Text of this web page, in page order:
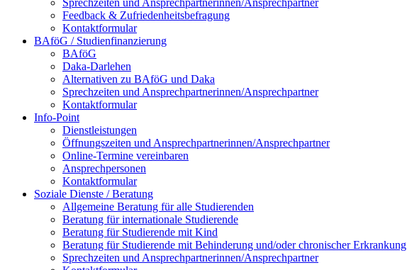
Sprechzeiten und Ansprechpartnerinnen/Ansprechpartner
Feedback & Zufriedenheitsbefragung
Kontaktformular
BAföG / Studienfinanzierung
BAföG
Daka-Darlehen
Alternativen zu BAföG und Daka
Sprechzeiten und Ansprechpartnerinnen/Ansprechpartner
Kontaktformular
Info-Point
Dienstleistungen
Öffnungszeiten und Ansprechpartnerinnen/Ansprechpartner
Online-Termine vereinbaren
Ansprechpersonen
Kontaktformular
Soziale Dienste / Beratung
Allgemeine Beratung für alle Studierenden
Beratung für internationale Studierende
Beratung für Studierende mit Kind
Beratung für Studierende mit Behinderung und/oder chronischer Erkrankung
Sprechzeiten und Ansprechpartnerinnen/Ansprechpartner